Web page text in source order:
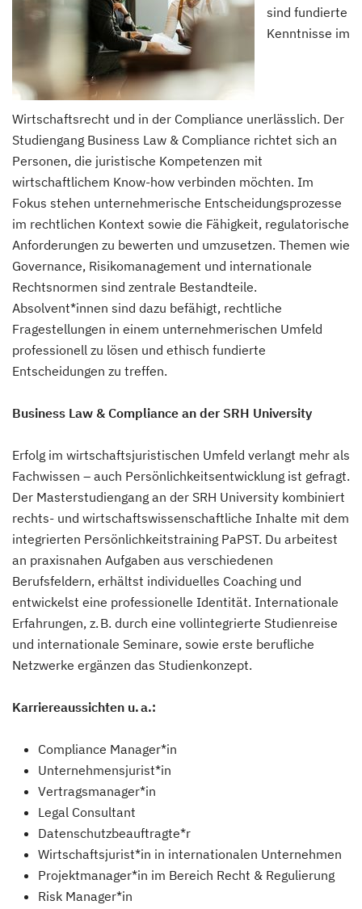
sind fundierte
Kenntnisse im
Wirtschaftsrecht und in der Compliance unerlässlich. Der
Studiengang Business Law & Compliance richtet sich an
Personen, die juristische Kompetenzen mit
wirtschaftlichem Know-how verbinden möchten. Im
Fokus stehen unternehmerische Entscheidungsprozesse
im rechtlichen Kontext sowie die Fähigkeit, regulatorische
Anforderungen zu bewerten und umzusetzen. Themen wie
Governance, Risikomanagement und internationale
Rechtsnormen sind zentrale Bestandteile.
Absolvent*innen sind dazu befähigt, rechtliche
Fragestellungen in einem unternehmerischen Umfeld
professionell zu lösen und ethisch fundierte
Entscheidungen zu treffen.
Business Law & Compliance an der SRH University
Erfolg im wirtschaftsjuristischen Umfeld verlangt mehr als
Fachwissen – auch Persönlichkeitsentwicklung ist gefragt.
Der Masterstudiengang an der SRH University kombiniert
rechts- und wirtschaftswissenschaftliche Inhalte mit dem
integrierten Persönlichkeitstraining PaPST. Du arbeitest
an praxisnahen Aufgaben aus verschiedenen
Berufsfeldern, erhältst individuelles Coaching und
entwickelst eine professionelle Identität. Internationale
Erfahrungen, z. B. durch eine vollintegrierte Studienreise
und internationale Seminare, sowie erste berufliche
Netzwerke ergänzen das Studienkonzept.
Karriereaussichten u. a.:
Compliance Manager*in
Unternehmensjurist*in
Vertragsmanager*in
Legal Consultant
Datenschutzbeauftragte*r
Wirtschaftsjurist*in in internationalen Unternehmen
Projektmanager*in im Bereich Recht & Regulierung
Risk Manager*in